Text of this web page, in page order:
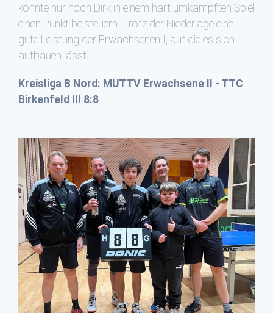
konnte nur noch Dirk in einem hart umkämpften Spiel
einen Punkt beisteuern. Trotz der Niederlage eine
gute Leistung der Erwachsenen I, auf die es sich
aufbauen lässt.
Kreisliga B Nord: MUTTV Erwachsene II - TTC
Birkenfeld III 8:8